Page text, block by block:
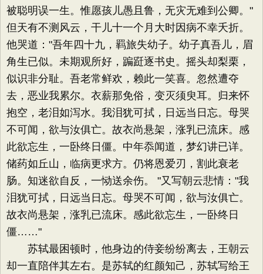
被聪明误一生。惟愿孩儿愚且鲁，无灾无难到公卿。"
但天有不测风云，干儿十一个月大时因病不幸夭折。
他哭道："吾年四十九，羁旅失幼子。幼子真吾儿，眉
角生已似。未期观所好，蹁跹逐书史。摇头却梨栗，
似识非分耻。吾老常鲜欢，赖此一笑喜。忽然遭夺
去，恶业我累尔。衣薪那免俗，变灭须臾耳。归来怀
抱空，老泪如泻水。我泪犹可拭，日远当日忘。母哭
不可闻，欲与汝俱亡。故衣尚悬架，涨乳已流床。感
此欲忘生，一卧终日僵。中年忝闻道，梦幻讲已详。
储药如丘山，临病更求方。仍将恩爱刃，割此衰老
肠。知迷欲自反，一恸送余伤。 "又写朝云悲情："我
泪犹可拭，日远当日忘。母哭不可闻，欲与汝俱亡。
故衣尚悬架，涨乳已流床。感此欲忘生，一卧终日
僵……"
苏轼最困顿时，他身边的侍妾纷纷离去，王朝云
却一直陪伴其左右。是苏轼的红颜知己，苏轼写给王